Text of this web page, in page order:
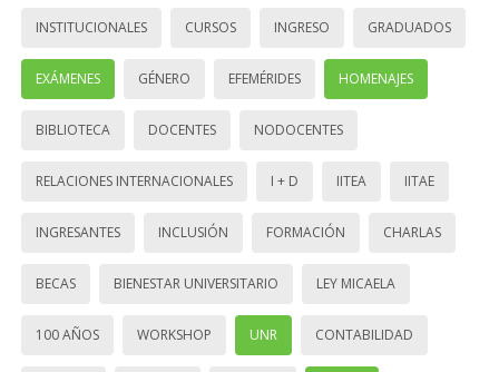
INSTITUCIONALES CURSOS INGRESO GRADUADOS
EXÁMENES GÉNERO EFEMÉRIDES HOMENAJES
BIBLIOTECA DOCENTES NODOCENTES
RELACIONES INTERNACIONALES I + D IITEA IITAE
INGRESANTES INCLUSIÓN FORMACIÓN CHARLAS
BECAS BIENESTAR UNIVERSITARIO LEY MICAELA
100 AÑOS WORKSHOP UNR CONTABILIDAD